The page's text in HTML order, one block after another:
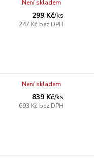
299 Kč/ks
247 Kč bez DPH
Není skladem
839 Kč/ks
693 Kč bez DPH
Není skladem